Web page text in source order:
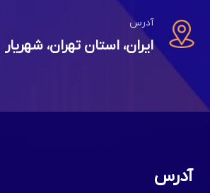
آدرس
ایران، استان تهران، شهریار
آدرس